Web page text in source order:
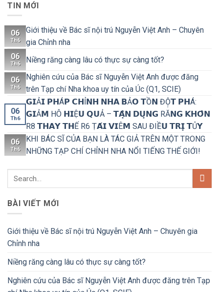
TIN MỚI
06
Th6
Giới thiệu về Bác sĩ nội trú Nguyễn Việt Anh – Chuyên
gia Chỉnh nha
06
Th6 Niềng răng càng lâu có thực sự càng tốt?
06
Th6
Nghiên cứu của Bác sĩ Nguyễn Việt Anh được đăng
trên Tạp chí Nha khoa uy tín của Úc (Q1, SCIE)
06
Th6
𝗚𝗜Ả𝗜 𝗣𝗛Á𝗣 𝗖𝗛Ỉ𝗡𝗛 𝗡𝗛𝗔 𝗕Ả𝗢 𝗧Ồ𝗡 ĐỘ̣𝗧 𝗣𝗛Á:
𝗚𝗜Ả𝗠 HÔ 𝗛𝗜Ệ𝗨 𝗤𝗨Ả – 𝗧𝗔̣̂𝗡 𝗗𝗨̣𝗡𝗚 RĂ𝗡𝗚 𝗞𝗛𝗢̂𝗡
R8 𝗧𝗛𝗔𝗬 𝗧𝗛Ế R6 Ṭ𝗔́𝗜 𝗩𝗜Ê𝗠 SAU ĐIỀ𝗨 𝗧𝗥𝗜̣ 𝗧Ủ𝗬
06
Th6
KHI BÁC SĨ CỦA BẠN LÀ TÁC GIẢ TRÊN MỘT TRONG
NHỮNG TẠP CHÍ CHỈNH NHA NỔI TIẾNG THẾ GIỚI!
BÀI VIẾT MỚI
Giới thiệu về Bác sĩ nội trú Nguyễn Việt Anh – Chuyên gia
Chỉnh nha
Niềng răng càng lâu có thực sự càng tốt?
Nghiên cứu của Bác sĩ Nguyễn Việt Anh được đăng trên Tạp